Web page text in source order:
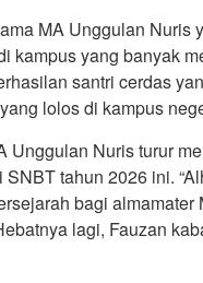
MA Unggulan Nuris
kampus yang banyak
santri cerdas
lolos di kampus
Nuris turur
tahun 2026 ini.
bagi
lagi, Fauzan